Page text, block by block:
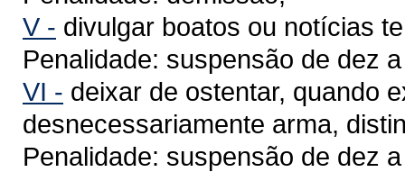
V - divulgar boatos ou notícias
Penalidade: suspensão de dez
VI - deixar de ostentar, quando
desnecessariamente arma,
Penalidade: suspensão de dez